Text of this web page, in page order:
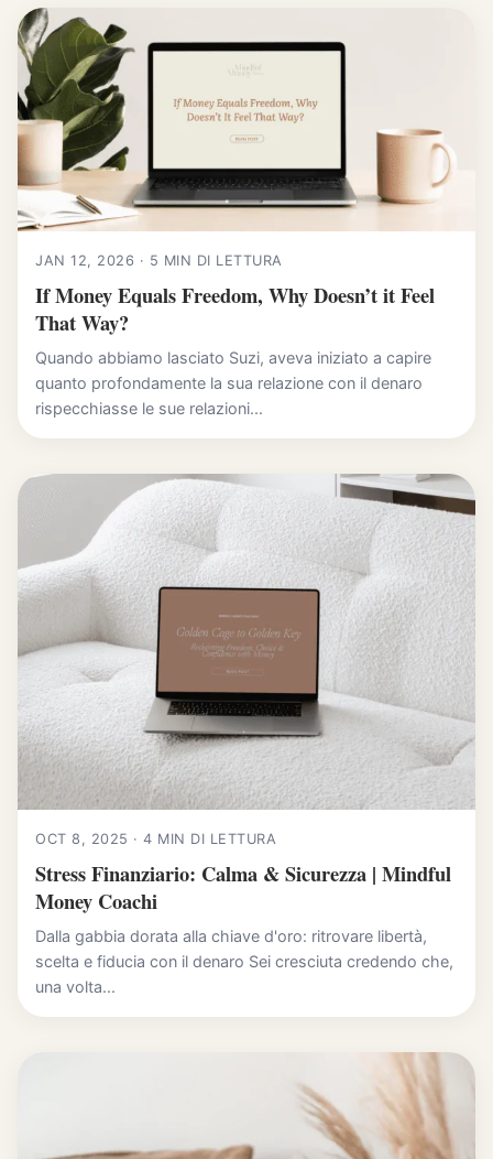
JAN 12, 2026 · 5 MIN DI LETTURA
If Money Equals Freedom, Why Doesn’t it Feel
That Way?
Quando abbiamo lasciato Suzi, aveva iniziato a capire
quanto profondamente la sua relazione con il denaro
rispecchiasse le sue relazioni...
OCT 8, 2025 · 4 MIN DI LETTURA
Stress Finanziario: Calma & Sicurezza | Mindful
Money Coachi
Dalla gabbia dorata alla chiave d'oro: ritrovare libertà,
scelta e fiducia con il denaro Sei cresciuta credendo che,
una volta...